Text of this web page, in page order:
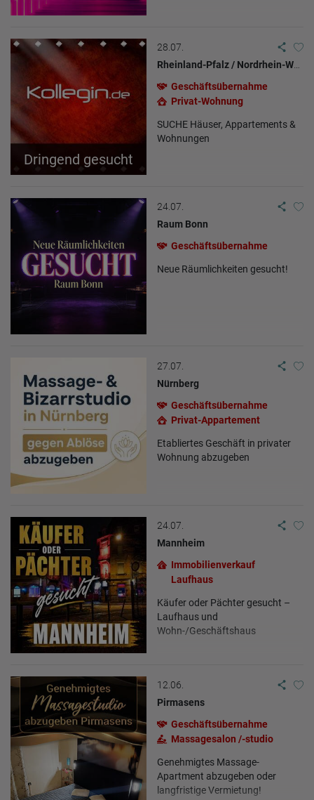
Visitor source (Facebook, search engine, or referring website)
Which files were downloaded?
Were any advertising banners clicked?
Where did the visitor go? Did he click on other pages of the
portal or did he leave it completely?
How long did the visitor stay?
Place of processing:
European Union & USA
Dringend gesucht
28.07.
Geschäftsübernahme
Privat-Wohnung
SUCHE Häuser, Appartements &
Wohnungen
24.07.
Raum Bonn
Geschäftsübernahme
Neue Räumlichkeiten gesucht!
27.07.
Nürnberg
Geschäftsübernahme
Privat-Appartement
Etabliertes Geschäft in privater
Wohnung abzugeben
24.07.
Mannheim
Immobilienverkauf
Laufhaus
Käufer oder Pächter gesucht –
Laufhaus und
Wohn-/Geschäftshaus
12.06.
Pirmasens
Geschäftsübernahme
Massagesalon /-studio
Genehmigtes Massage-
Apartment abzugeben oder
langfristige Vermietung!